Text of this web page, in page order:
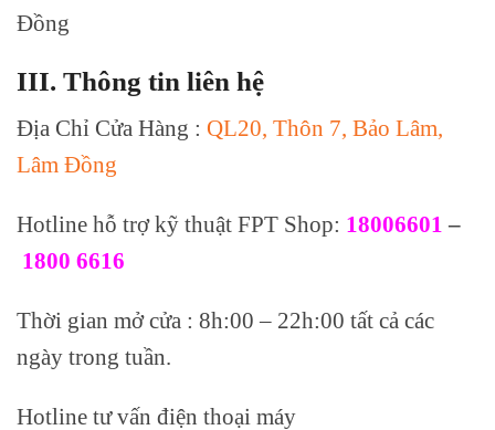
Đồng
III. Thông tin liên hệ
Địa Chỉ Cửa Hàng : QL20, Thôn 7, Bảo Lâm,
Lâm Đồng
Hotline hỗ trợ kỹ thuật FPT Shop: 18006601 –
1800 6616
Thời gian mở cửa : 8h:00 – 22h:00 tất cả các
ngày trong tuần.
Hotline tư vấn điện thoại máy